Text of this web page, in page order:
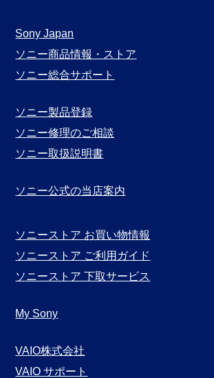
Sony Japan
ソニー商品情報・ストア
ソニー総合サポート
ソニー製品登録
ソニー修理のご相談
ソニー取扱説明書
ソニー公式の当店案内
ソニーストア お買い物情報
ソニーストア ご利用ガイド
ソニーストア 下取サービス
My Sony
VAIO株式会社
VAIO サポート